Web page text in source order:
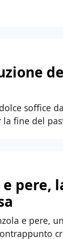
soffice
la fine del
pere,
e pere,